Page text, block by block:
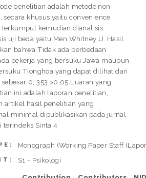
penelitian adalah metode non-
khusus yaitu convenience
terkumpul kemudian dianalisis
uji beda yaitu Men Whitney U. Hasil
bahwa Tidak ada perbedaan
pekerja yang bersuku Jawa maupun
Tionghoa yang dapat dilihat dari
0, 353 >0,05.Luaran yang
ini adalah laporan penelitian,
artikel hasil penelitian yang
minimal dipublikasikan pada jurnal
terindeks Sinta 4
Monograph (Working Paper Staff
S1 - Psikologi